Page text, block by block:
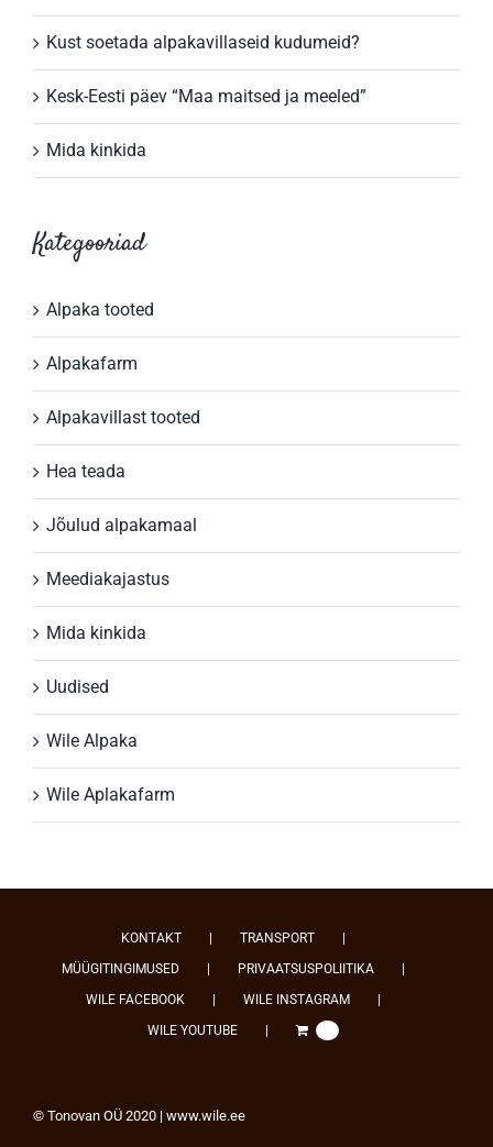
Kust soetada alpakavillaseid kudumeid?
Kesk-Eesti päev “Maa maitsed ja meeled”
Mida kinkida
Kategooriad
Alpaka tooted
Alpakafarm
Alpakavillast tooted
Hea teada
Jõulud alpakamaal
Meediakajastus
Mida kinkida
Uudised
Wile Alpaka
Wile Aplakafarm
KONTAKT
TRANSPORT
MÜÜGITINGIMUSED
PRIVAATSUSPOLIITIKA
WILE FACEBOOK
WILE INSTAGRAM
WILE YOUTUBE
© Tonovan OÜ 2020 | www.wile.ee